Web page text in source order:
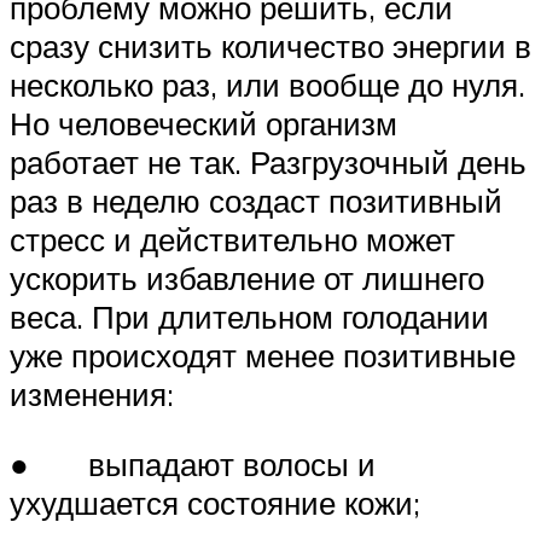
сразу снизить количество энергии в
несколько раз, или вообще до нуля.
Но человеческий организм
работает не так. Разгрузочный день
раз в неделю создаст позитивный
стресс и действительно может
ускорить избавление от лишнего
веса. При длительном голодании
уже происходят менее позитивные
изменения:
● выпадают волосы и
ухудшается состояние кожи;